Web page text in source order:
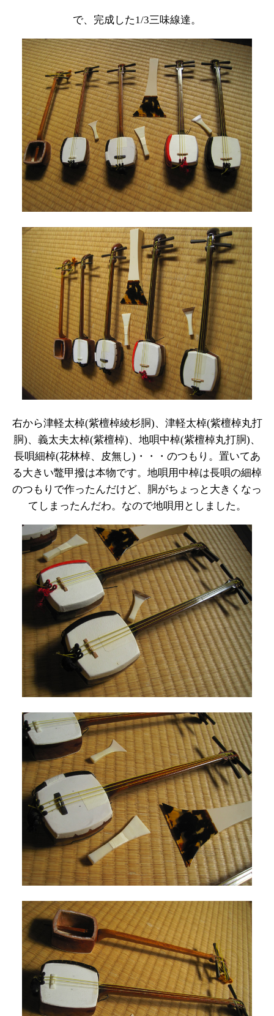
で、完成した1/3三味線達。
右から津軽太棹(紫檀棹綾杉胴)、津軽太棹(紫檀棹丸打
胴)、義太夫太棹(紫檀棹)、地唄中棹(紫檀棹丸打胴)、
長唄細棹(花林棹、皮無し)・・・のつもり。置いてあ
る大きい鼈甲撥は本物です。地唄用中棹は長唄の細棹
のつもりで作ったんだけど、胴がちょっと大きくなっ
てしまったんだわ。なので地唄用としました。